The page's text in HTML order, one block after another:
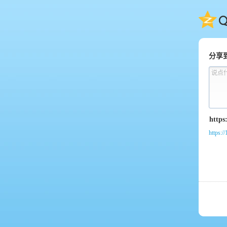
QQ
分享
说点
https://